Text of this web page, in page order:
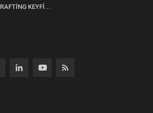
RAFTİNG KEYFİ...